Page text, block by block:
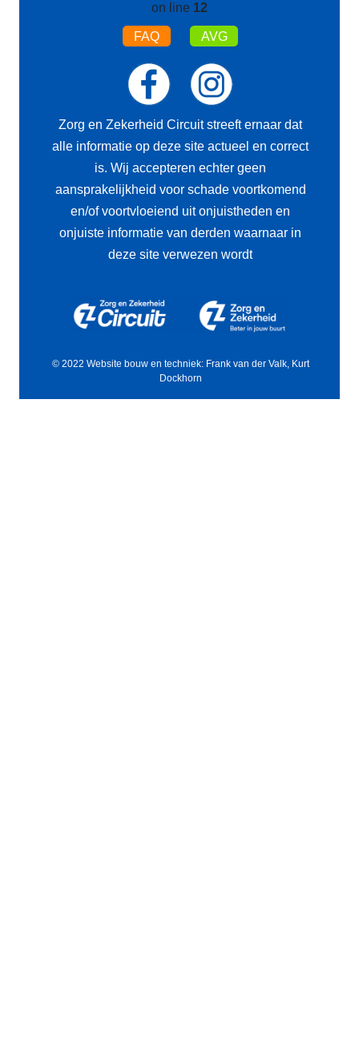
on line 12
FAQ AVG
Zorg en Zekerheid Circuit streeft ernaar dat
alle informatie op deze site actueel en correct
is. Wij accepteren echter geen
aansprakelijkheid voor schade voortkomend
en/of voortvloeiend uit onjuistheden en
onjuiste informatie van derden waarnaar in
deze site verwezen wordt
© 2022 Website bouw en techniek: Frank van der Valk, Kurt
Dockhorn